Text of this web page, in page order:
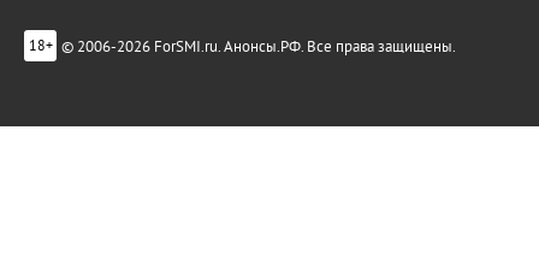
18+ © 2006-2026 ForSMI.ru. Анонсы.РФ. Все права защищены.